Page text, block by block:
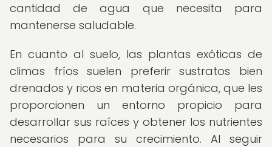
cantidad de agua que necesita para
mantenerse saludable.
En cuanto al suelo, las plantas exóticas de
climas fríos suelen preferir sustratos bien
drenados y ricos en materia orgánica, que les
proporcionen un entorno propicio para
desarrollar sus raíces y obtener los nutrientes
necesarios para su crecimiento. Al seguir